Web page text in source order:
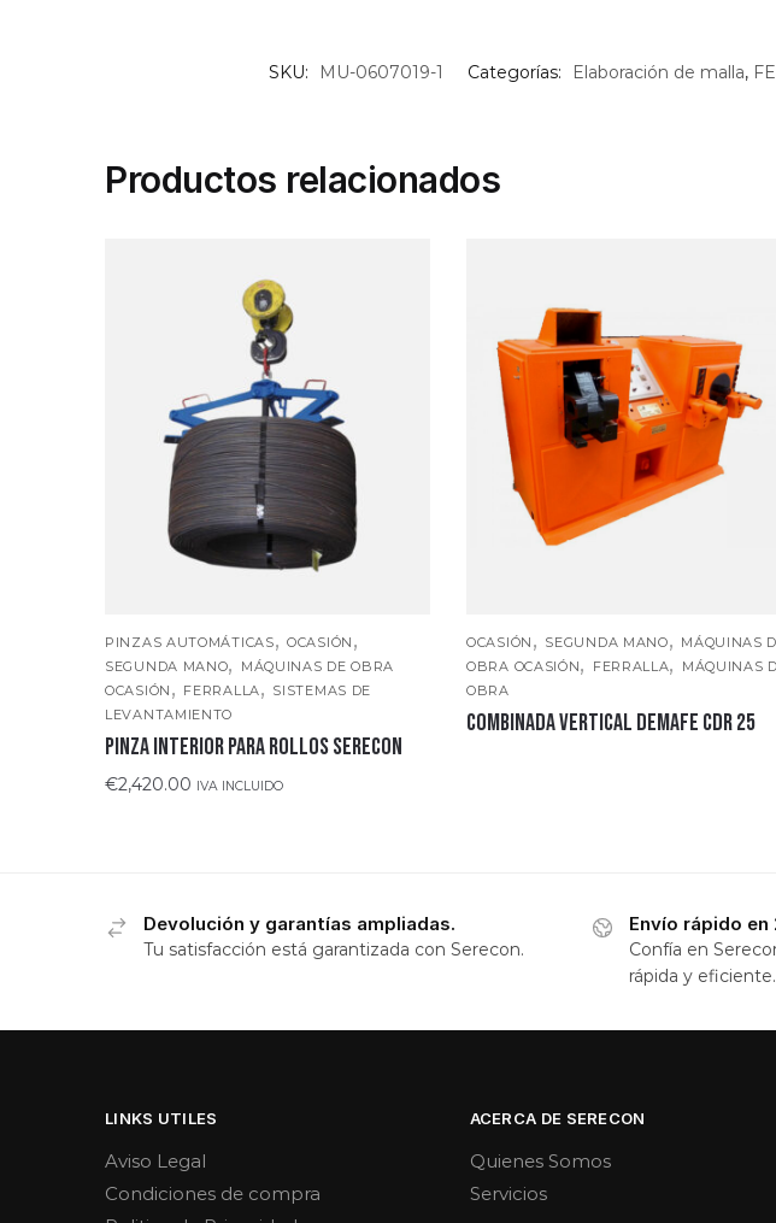
SKU: MU-0607019-1 Categorías: Elaboración de malla,
Productos relacionados
PINZAS AUTOMÁTICAS,OCASIÓN ,
SEGUNDA MANO,
MÁQUINAS DE OBRA
OCASIÓN , FERRALLA, SISTEMAS DE
LEVANTAMIENTO
PINZA INTERIOR PARA ROLLOS SERECON
€2,420.00 IVA INCLUIDO
OCASIÓN , SEGUNDA MANO, MÁQUINAS
OBRA OCASIÓN, FERRALLA,
MÁQUINAS
OBRA
Combinada vertical DEMAFE CDR 25
Devolución y garantías ampliadas.
Tu satisfacción está garantizada con Serecon.
Envío rápido en
Confía en
rápida y eficiente.
LINKS UTILES
Aviso Legal
Condiciones de compra
ACERCA DE SERECON
Quienes Somos
Servicios